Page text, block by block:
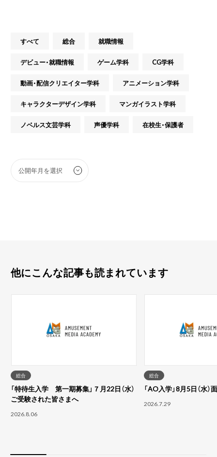
すべて 総合 就職情報
デビュー・就職情報 ゲーム学科 CG学科
動画・配信クリエイター学科 アニメーション学科
キャラクターデザイン学科 マンガイラスト学科
ノベルス文芸学科 声優学科 在校生・保護者
他にこんな記事も読まれています
総合
「特待生入学 第一期募集」７月22日（水）
ご受験された皆さまへ
2026.8.06
総合
「AO入学」8月5日（水
2026.7.29